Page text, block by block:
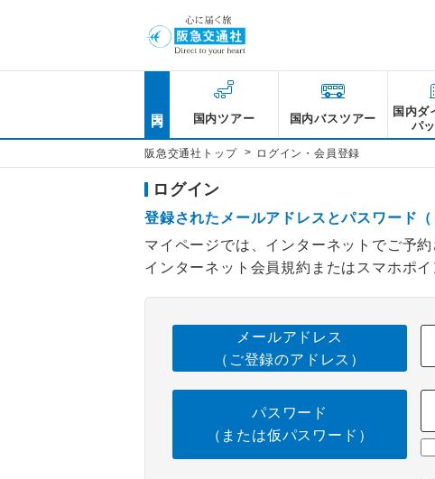
国内ツアー 国内バスツアー
国内ダ
パ
阪急交通社トップ > ログイン・会員登録
ログイン
登録されたメールアドレスとパスワード
マイページでは、インターネットでご予
インターネット会員規約またはスマホポ
メールアドレス
（ご登録のアドレス）
パスワード
（または仮パスワード）